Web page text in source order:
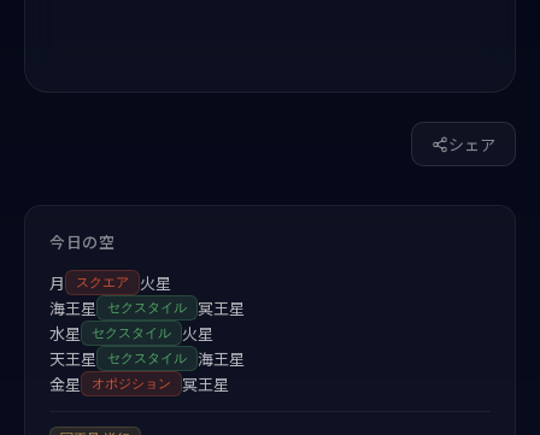
シェア
今日の空
月
スクエア
火星
海王星
セクスタイル
冥王星
水星
セクスタイル
火星
天王星
セクスタイル
海王星
金星
オポジション 冥王星